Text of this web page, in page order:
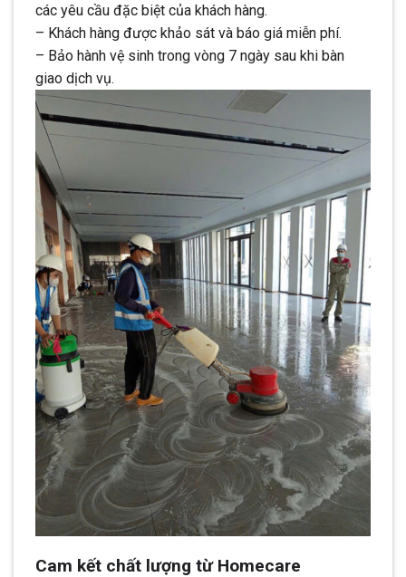
các yêu cầu đặc biệt của khách hàng.
– Khách hàng được khảo sát và báo giá miễn phí.
– Bảo hành vệ sinh trong vòng 7 ngày sau khi bàn
giao dịch vụ.
Cam kết chất lượng từ Homecare